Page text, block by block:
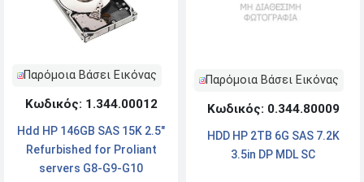
Παρόμοια Βάσει Εικόνας
Κωδικός: 1.344.00012
Hdd HP 146GB SAS 15K 2.5"
Refurbished for Proliant
servers G8-G9-G10
Παρόμοια Βάσει Εικόνας
Κωδικός: 0.344.80009
HDD HP 2TB 6G SAS 7.2K
3.5in DP MDL SC